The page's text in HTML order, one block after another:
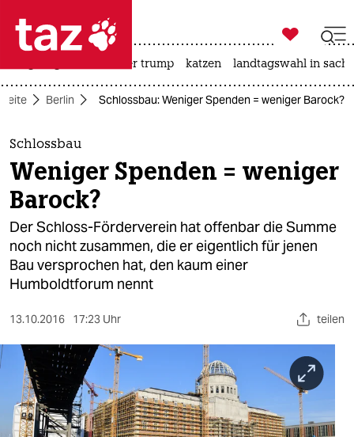
 taz zahl ich
taz zahl ich
themen
politik
öko
gesellschaft
kultur
sport
berlin
nord
wahrheit

taz zahl ich
usa unter trump katzen landtagswahl in
Berlin Schlossbau: Weniger Spenden = weniger Barock?
Schlossbau
Weniger Spenden = weniger
Barock?
Der Schloss-Förderverein hat offenbar die Summe
noch nicht zusammen, die er eigentlich für jenen
Bau versprochen hat, den kaum einer
Humboldtforum nennt
13.10.2016 17:23 Uhr teilen